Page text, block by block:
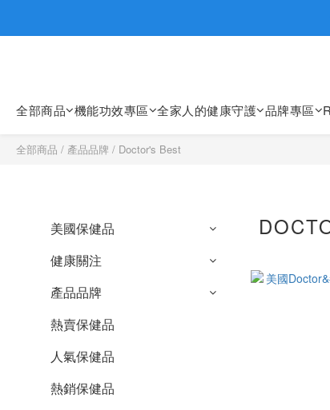
全部商品 機能功效專區 全家人的健康守護 品牌專區
全部商品 / 產品品牌 / Doctor's Best
美國保健品
健康關注
產品品牌
熱賣保健品
人氣保健品
熱銷保健品